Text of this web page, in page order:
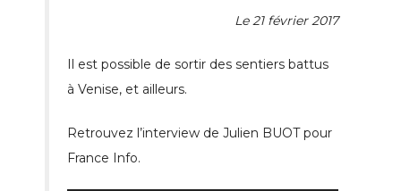
Le 21 février 2017
Il est possible de sortir des sentiers battus
à Venise, et ailleurs.
Retrouvez l’interview de Julien BUOT pour
France Info.